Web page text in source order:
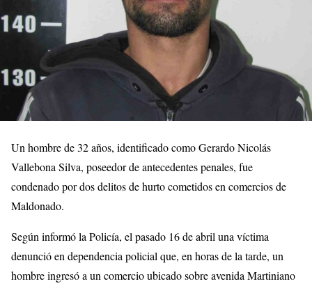
Un hombre de 32 años, identificado como Gerardo Nicolás
Vallebona Silva, poseedor de antecedentes penales, fue
condenado por dos delitos de hurto cometidos en comercios de
Maldonado.
Según informó la Policía, el pasado 16 de abril una víctima
denunció en dependencia policial que, en horas de la tarde, un
hombre ingresó a un comercio ubicado sobre avenida Martiniano